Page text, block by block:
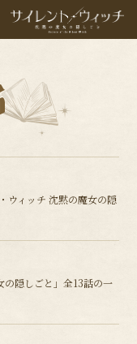
ウィッチ 沈黙の魔女の隠
隠しごと」全13話の一